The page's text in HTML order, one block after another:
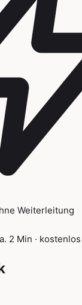
Weiterleitung
2 Min · kostenlos